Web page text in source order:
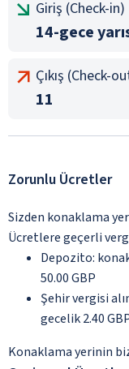
Giriş (Check-in)
14-gece
Çıkış (Check-
11
Zorunlu Ücretler
Sizden konaklama
Ücretlere geçerli
Depozito:
50.00 GBP
Şehir vergisi
gecelik 2.40
Konaklama yerinin